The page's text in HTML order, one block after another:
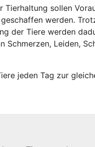
sollen
werden.
der Tiere werden
Schmerzen, Leiden,
jeden Tag zur